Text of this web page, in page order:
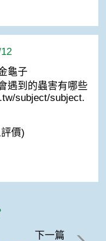
龜子
遇到的蟲害有哪些
subject/subject.
價)
下一篇